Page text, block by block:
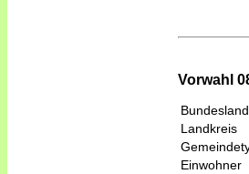
Vorwahl
Bundesland
Landkreis
Einwohner